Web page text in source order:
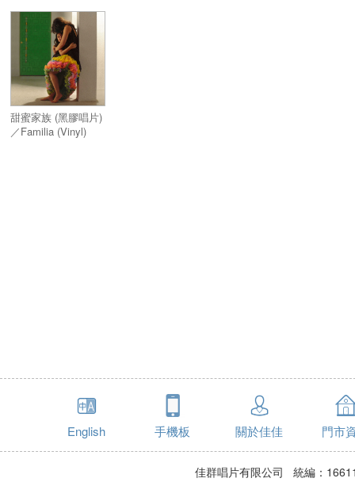
Alternative Cover
Translucent Green
Vinyl)
甜蜜家族 (黑膠唱片)
／Familia (Vinyl)
English 手機板 關於佳佳 門市
佳群唱片有限公司 統編：